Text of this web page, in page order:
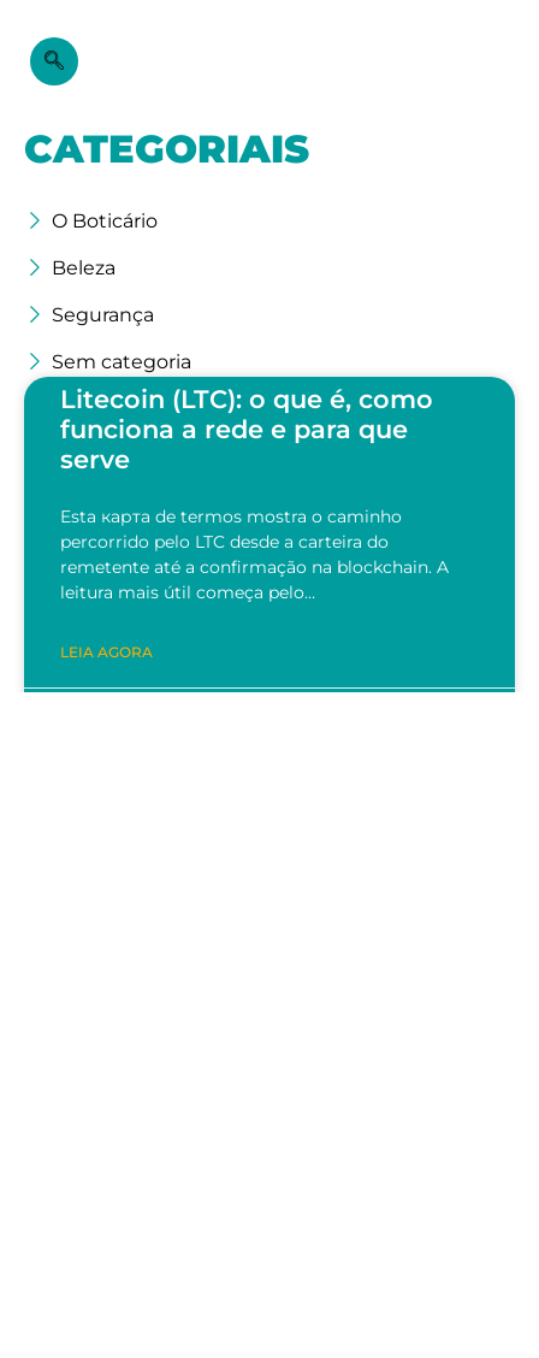
CATEGORIAIS
O Boticário
Beleza
Segurança
Sem categoria
Litecoin (LTC): o que é, como
funciona a rede e para que
serve
Esta карта de termos mostra o caminho
percorrido pelo LTC desde a carteira do
remetente até a confirmação na blockchain. A
leitura mais útil começa pelo…
LEIA AGORA